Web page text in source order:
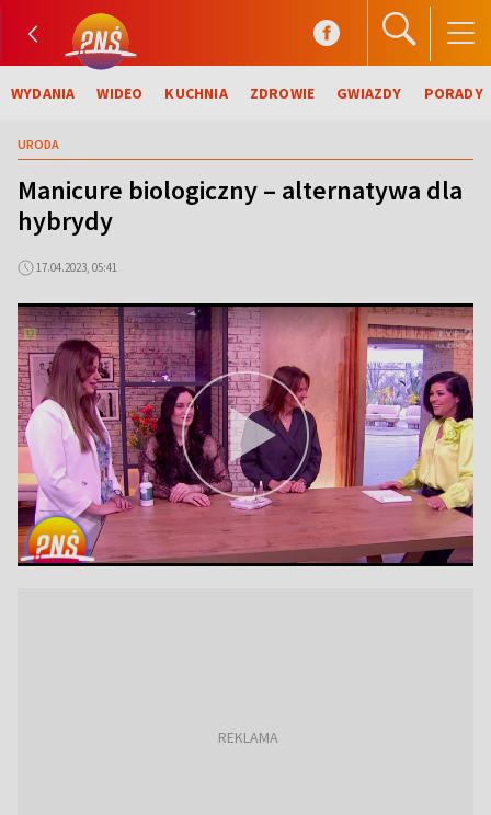
WYDANIA WIDEO KUCHNIA ZDROWIE GWIAZDY PORADY
URODA
Manicure biologiczny – alternatywa dla
hybrydy
17.04.2023, 05:41